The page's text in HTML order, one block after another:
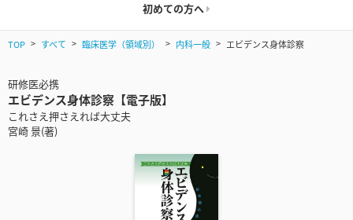
初めての方へ
TOP すべて 臨床医学（領域別） 内科一般 エビデンス身体診察
研修医必携
エビデンス身体診察【電子版】
これさえ押さえれば大丈夫
宮崎 景(著)